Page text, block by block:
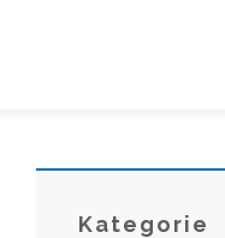
Kategorie